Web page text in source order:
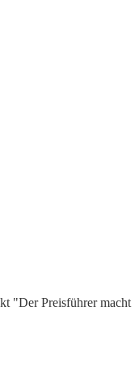
"Der Preisführer macht